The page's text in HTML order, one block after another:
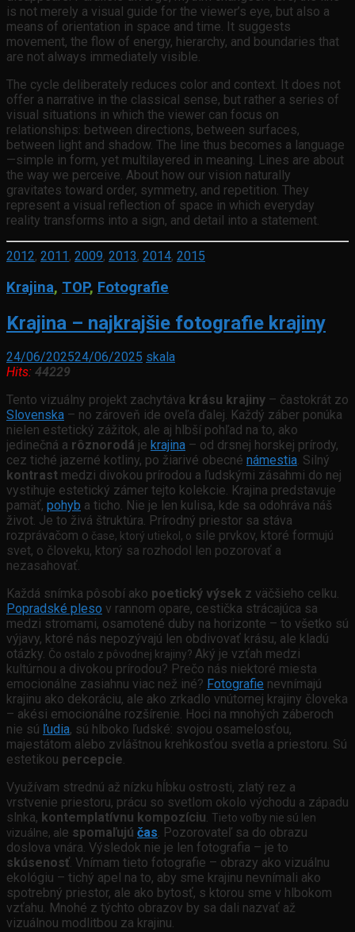
is not merely a visual guide for the viewer’s eye, but also a
means of orientation in space and time. It suggests
movement, the flow of energy, hierarchy, and boundaries that
are not always immediately visible.
The cycle deliberately reduces color and context. It does not
offer a narrative in the classical sense, but rather a series of
visual situations in which the viewer can focus on
relationships: between directions, between surfaces,
between light and shadow. The line thus becomes a language
—simple in form, yet multilayered in meaning. Lines are about
the way we perceive. About how our vision naturally
gravitates toward order, symmetry, and repetition. They
represent a visual reflection of space in which everyday
reality transforms into a sign, and detail into a statement.
2012, 2011, 2009, 2013, 2014, 2015
Krajina, TOP, Fotografie
Krajina – najkrajšie fotografie krajiny
24/06/202524/06/2025 skala
Hits: 44229
Tento vizuálny projekt zachytáva krásu krajiny – častokrát zo
Slovenska – no zároveň ide oveľa ďalej. Každý záber ponúka
nielen estetický zážitok, ale aj hlbší pohľad na to, ako
jedinečná a rôznorodá je krajina – od drsnej horskej prírody,
cez tiché jazerné kotliny, po žiarivé obecné námestia. Silný
kontrast medzi divokou prírodou a ľudskými zásahmi do nej
vystihuje estetický zámer tejto kolekcie. Krajina predstavuje
pamäť, pohyb a ticho. Nie je len kulisa, kde sa odohráva náš
život. Je to živá štruktúra. Prírodný priestor sa stáva
rozprávačom o čase, ktorý utiekol, o sile prvkov, ktoré formujú
svet, o človeku, ktorý sa rozhodol len pozorovať a
nezasahovať.
Každá snímka pôsobí ako poetický výsek z väčšieho celku.
Popradské pleso v rannom opare, cestička strácajúca sa
medzi stromami, osamotené duby na horizonte – to všetko sú
výjavy, ktoré nás nepozývajú len obdivovať krásu, ale kladú
otázky. Čo ostalo z pôvodnej krajiny? Aký je vzťah medzi
kultúrnou a divokou prírodou? Prečo nás niektoré miesta
emocionálne zasiahnu viac než iné? Fotografie nevnímajú
krajinu ako dekoráciu, ale ako zrkadlo vnútornej krajiny človeka
– akési emocionálne rozšírenie. Hoci na mnohých záberoch
nie sú ľudia, sú hlboko ľudské: svojou osamelosťou,
majestátom alebo zvláštnou krehkosťou svetla a priestoru. Sú
estetikou percepcie.
Využívam strednú až nízku hĺbku ostrosti, zlatý rez a
vrstvenie priestoru, prácu so svetlom okolo východu a západu
slnka, kontemplatívnu kompozíciu. Tieto voľby nie sú len
vizuálne, al e spomaľujú čas. Pozorovateľ sa do obrazu
doslova vnára. Výsledok nie je len fotografia – je to
skúsenosť. Vnímam tieto fotografie – obrazy ako vizuálnu
ekológiu – tichý apel na to, aby sme krajinu nevnímali ako
spotrebný priestor, ale ako bytosť, s ktorou sme v hlbokom
vzťahu. Mnohé z týchto obrazov by sa dali nazvať až
vizuálnou modlitbou za krajinu.